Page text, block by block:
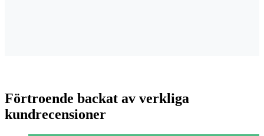
Förtroende backat av verkliga
kundrecensioner